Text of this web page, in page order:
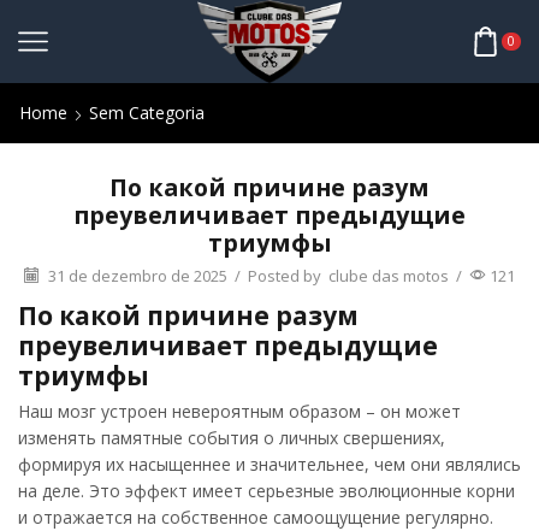
0
Home Sem Categoria
По какой причине разум
преувеличивает предыдущие
триумфы
31 de dezembro de 2025 / Posted by clube das motos / 121
По какой причине разум
преувеличивает предыдущие
триумфы
Наш мозг устроен невероятным образом – он может
изменять памятные события о личных свершениях,
формируя их насыщеннее и значительнее, чем они являлись
на деле. Это эффект имеет серьезные эволюционные корни
и отражается на собственное самоощущение регулярно.